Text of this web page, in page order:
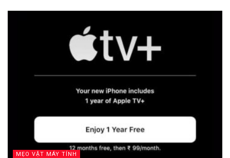
MẸO VẶT MÁY TÍNH